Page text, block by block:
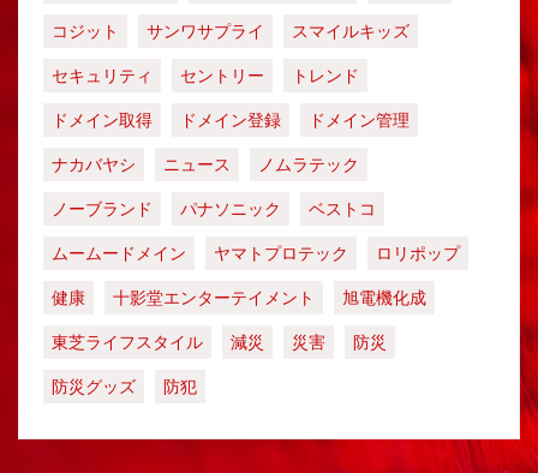
コジット
サンワサプライ
スマイルキッズ
セキュリティ
セントリー
トレンド
ドメイン取得
ドメイン登録
ドメイン管理
ナカバヤシ
ニュース
ノムラテック
ノーブランド
パナソニック
ベストコ
ムームードメイン
ヤマトプロテック
ロリポップ
健康
十影堂エンターテイメント
旭電機化成
東芝ライフスタイル
減災 災害
防災
防災グッズ
防犯